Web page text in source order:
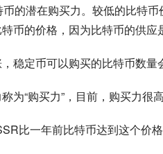
的潜在购买力。较低的比特
币的价格，因为比特币的供应
稳定币可以购买的比特币数量
为“购买力”，目前，购买力很
比一年前比特币达到这个价